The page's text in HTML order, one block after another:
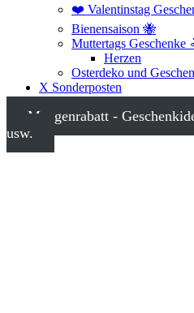
❤️ Valentinstag
Bienensaison 🐝
Muttertags Geschenke
Herzen
Osterdeko und
X Sonderposten
Mengenrabatt -
usw.